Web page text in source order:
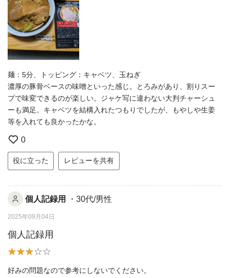
麺：5分、トッピング：キャベツ、玉ねぎ
濃厚の豚骨ベースの味噌といった感じ。とろみがあり、割りスー
プで味変できるのが楽しい。ジャケ写に違わない大判チャーシュ
ーも満足。キャベツを結構入れたつもりでしたが、もやしや生姜
等を入れても良かったかな。
0
役に立った レビューを共有
個人記録用 ・30代/男性
2025年09月04日
個人記録用
好みの問題なので参考にしないでください。